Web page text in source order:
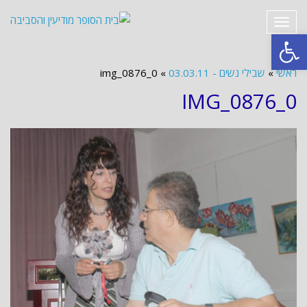
פתח סרגל נגישות
תפריט
ראשי » שבילי נשים - 03.03.11 »
img_0876_0
IMG_0876_0